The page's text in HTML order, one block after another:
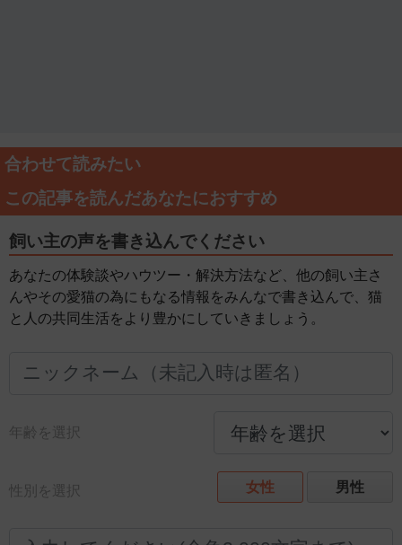
合わせて読みたい
この記事を読んだあなたにおすすめ
飼い主の声を書き込んでください
あなたの体験談やハウツー・解決方法など、他の飼い主さ
んやその愛猫の為にもなる情報をみんなで書き込んで、猫
と人の共同生活をより豊かにしていきましょう。
年齢を選択
性別を選択 女性 男性